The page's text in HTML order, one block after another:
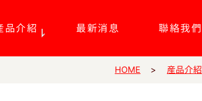
品介紹 最新消息 聯絡我們
HOME 産品介紹